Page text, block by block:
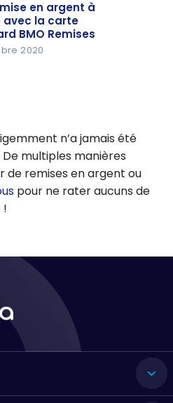
en argent à
avec la carte
BMO Remises
2020
n’a jamais été
multiples manières
de remises en argent ou
pour ne rater aucuns de
!